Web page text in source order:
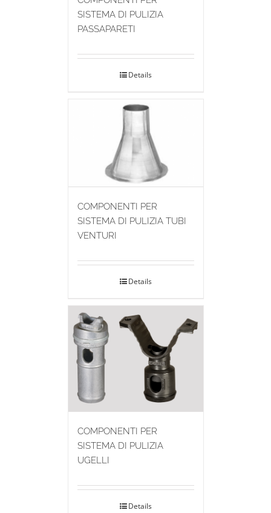
SISTEMA DI PULIZIA
PASSAPARETI
Details
COMPONENTI PER
SISTEMA DI PULIZIA TUBI
VENTURI
Details
COMPONENTI PER
SISTEMA DI PULIZIA
UGELLI
Details